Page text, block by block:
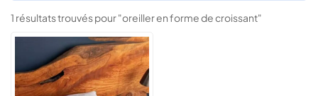
1 résultats trouvés pour "oreiller en forme de croissant"